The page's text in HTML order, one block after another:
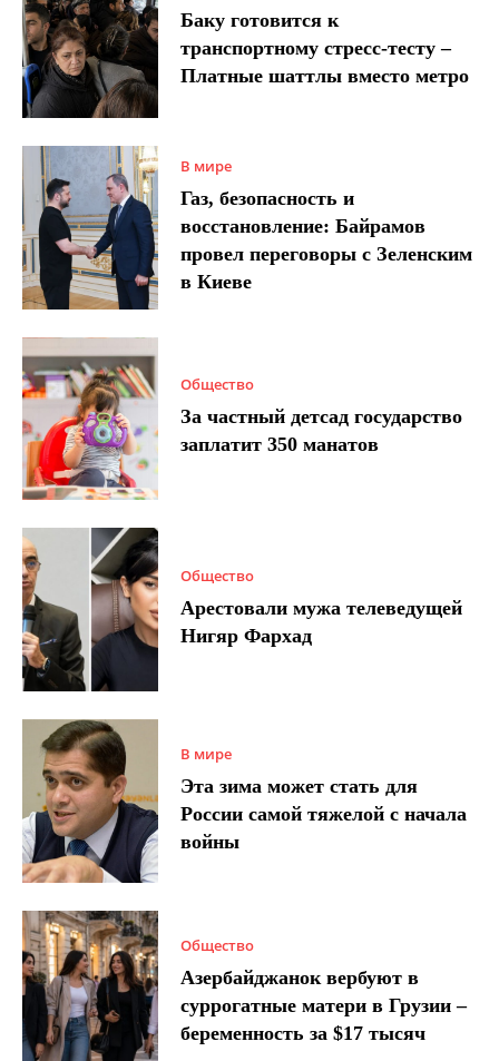
Баку готовится к
транспортному стресс-тесту –
Платные шаттлы вместо метро
В мире
Газ, безопасность и
восстановление: Байрамов
провел переговоры с Зеленским
в Киеве
Общество
За частный детсад государство
заплатит 350 манатов
Общество
Арестовали мужа телеведущей
Нигяр Фархад
В мире
Эта зима может стать для
России самой тяжелой с начала
войны
Общество
Азербайджанок вербуют в
суррогатные матери в Грузии –
беременность за $17 тысяч